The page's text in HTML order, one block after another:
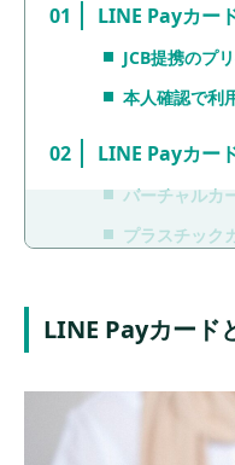
LINE Payカー
JCB提携のプ
本人確認で利
LINE Payカー
バーチャルカ
プラスチック
チャージ方法
安心の補償制
貯めたLINEポ
LINE Payカード